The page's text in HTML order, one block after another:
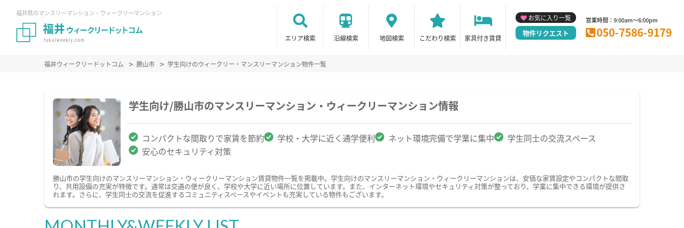
福井県のマンスリーマンション・ウィークリーマンション
エリア検索 沿線検索 地図検索 こだわり検索 家具付き賃貸
お気に入り一覧
物件リクエスト
営業時間：9:00am～6:00pm
050-7586-9179
福井ウィークリードットコム 勝山市 学生向けのウィークリー・マンスリーマンション物件一覧
学生向け/勝山市のマンスリーマンション・ウィークリーマンション情報
コンパクトな間取りで家賃を節約 学校・大学に近く通学便利 ネット環境完備で学業に集中
学生同士の交流スペース
安心のセキュリティ対策
勝山市の学生向けのマンスリーマンション・ウィークリーマンション賃貸物件一覧を掲載中。学生向けのマンスリーマンション・ウィークリーマンションは、安価な家賃設定やコンパクトな間取
り、共用設備の充実が特徴です。通常は交通の便が良く、学校や大学に近い場所に位置しています。また、インターネット環境やセキュリティ対策が整っており、学業に集中できる環境が提供さ
れます。さらに、学生同士の交流を促進するコミュニティスペースやイベントも充実している物件もございます。